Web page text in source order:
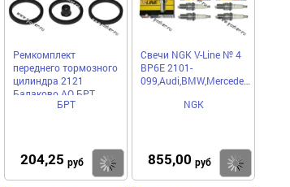
Ремкомплект
переднего тормозного
цилиндра 2121
Балаково АО БРТ
БРТ
204,25 руб Купить
Свечи NGK V-Line № 4
BP6E 2101-
099,Audi,BMW,Mercedes,Mitsubishi
NGK
855,00 руб